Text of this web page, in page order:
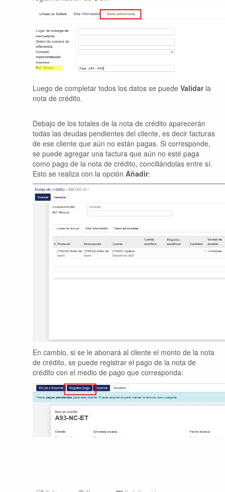
Luego de completar todos los datos se puede Validarla
nota de crédito.
Debajo de los totales de la nota de crédito aparecerán
todas las deudas pendientes del cliente, es decir facturas
de ese cliente que aún no están pagas. Si corresponde,
se puede agregar una factura que aún no esté paga
como pago de la nota de crédito, conciliándolas entre sí.
Esto se realiza con la opción Añadir:
En cambio, si se le abonará al cliente el monto de la nota
de crédito, se puede registrar el pago de la nota de
crédito con el medio de pago que corresponda: